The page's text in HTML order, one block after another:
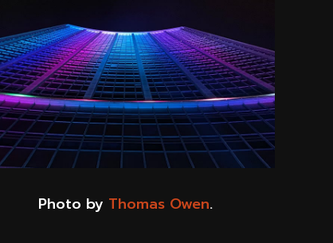
Photo by Thomas Owen.